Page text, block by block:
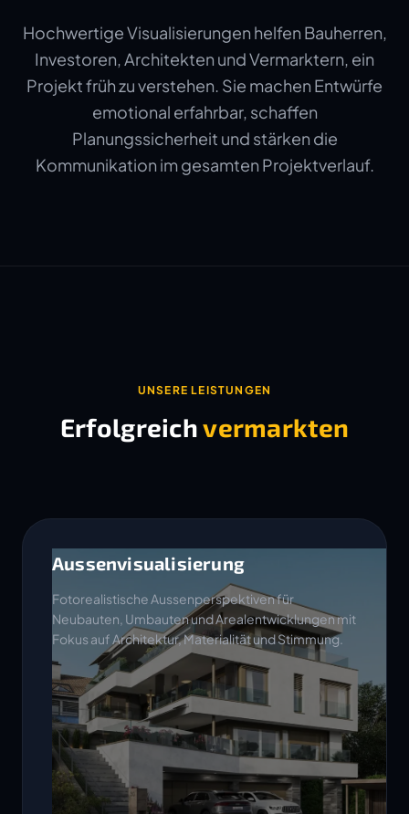
Hochwertige Visualisierungen helfen Bauherren,
Investoren, Architekten und Vermarktern, ein
Projekt früh zu verstehen. Sie machen Entwürfe
emotional erfahrbar, schaffen
Planungssicherheit und stärken die
Kommunikation im gesamten Projektverlauf.
UNSERE LEISTUNGEN
Erfolgreichvermarkten
Aussenvisualisierung
Fotorealistische Aussenperspektiven für
Neubauten, Umbauten und Arealentwicklungen mit
Fokus auf Architektur, Materialität und Stimmung.